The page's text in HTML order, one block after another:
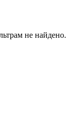
не найдено.